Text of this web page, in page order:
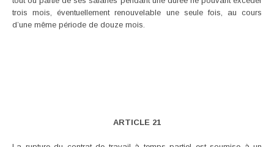
trois mois, éventuellement renouvelable une seule fois, au cours
d’une même période de douze mois.
ARTICLE 21